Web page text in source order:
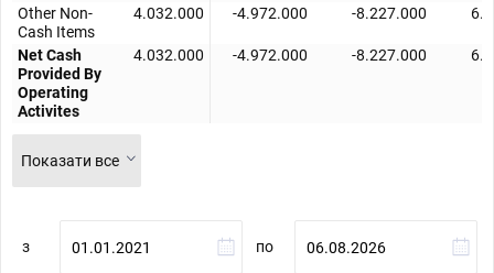
Other Non-
Cash Items
4.032.000 -4.972.000 -8.227.000
Net Cash
Provided By
Operating
Activites
4.032.000 -4.972.000 -8.227.000
Показати все
з по